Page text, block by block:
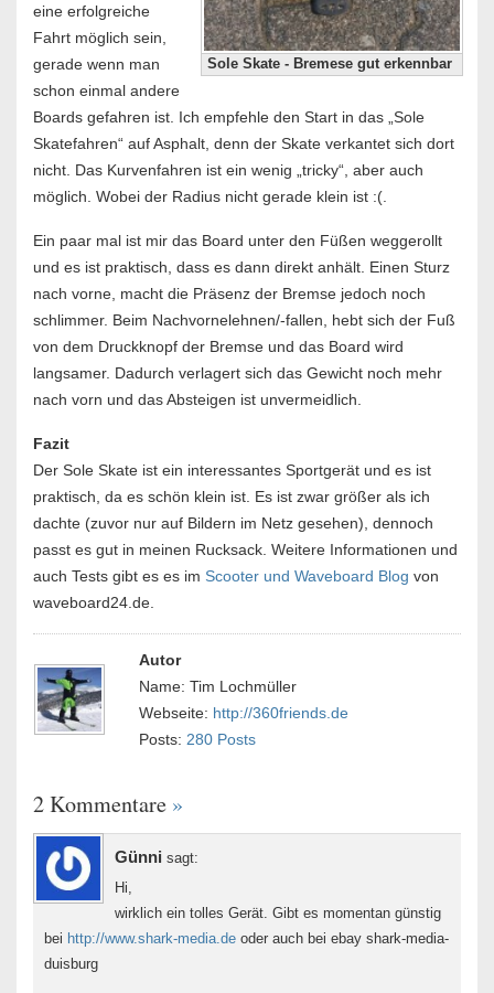
Sole Skate - Bremese gut erkennbar
eine erfolgreiche
Fahrt möglich sein,
gerade wenn man
schon einmal andere
Boards gefahren ist. Ich empfehle den Start in das „Sole
Skatefahren“ auf Asphalt, denn der Skate verkantet sich dort
nicht. Das Kurvenfahren ist ein wenig „tricky“, aber auch
möglich. Wobei der Radius nicht gerade klein ist :(.
Ein paar mal ist mir das Board unter den Füßen weggerollt
und es ist praktisch, dass es dann direkt anhält. Einen Sturz
nach vorne, macht die Präsenz der Bremse jedoch noch
schlimmer. Beim Nachvornelehnen/-fallen, hebt sich der Fuß
von dem Druckknopf der Bremse und das Board wird
langsamer. Dadurch verlagert sich das Gewicht noch mehr
nach vorn und das Absteigen ist unvermeidlich.
Fazit
Der Sole Skate ist ein interessantes Sportgerät und es ist
praktisch, da es schön klein ist. Es ist zwar größer als ich
dachte (zuvor nur auf Bildern im Netz gesehen), dennoch
passt es gut in meinen Rucksack. Weitere Informationen und
auch Tests gibt es es im Scooter und Waveboard Blog von
waveboard24.de.
Autor
Name: Tim Lochmüller
Webseite: http://360friends.de
Posts: 280 Posts
2 Kommentare »
Günni sagt:
Hi,
wirklich ein tolles Gerät. Gibt es momentan günstig
bei http://www.shark-media.de oder auch bei ebay shark-media-
duisburg